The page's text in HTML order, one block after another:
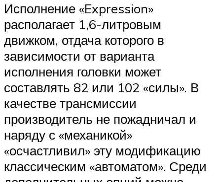
Исполнение «Expression»
располагает 1,6-литровым
движком, отдача которого в
зависимости от варианта
исполнения головки может
составлять 82 или 102 «силы». В
качестве трансмиссии
производитель не пожадничал и
наряду с «механикой»
«осчастливил» эту модификацию
классическим «автоматом». Среди